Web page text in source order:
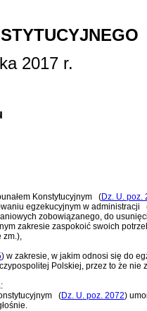
2017 r.
Konstytucyjnym (Dz. U. poz.
egzekucyjnym w administracji
zobowiązanego, do
zakresie zaspokoić swoich
zm.),
) w zakresie, w jakim odnosi się do
Polskiej, przez to że nie
(Dz. U. poz. 2072)